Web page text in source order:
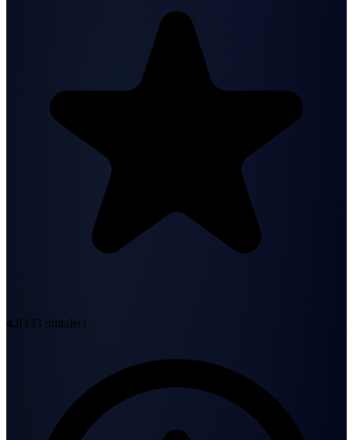
4.8 (33 omtaler) ·